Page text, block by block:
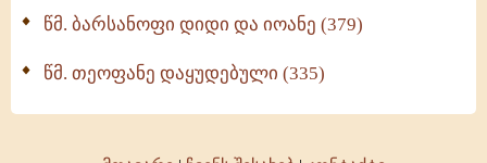
წმ. ბარსანოფი დიდი და იოანე (379)
წმ. თეოფანე დაყუდებული (335)